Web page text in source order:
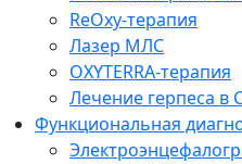
ReOxy-терапия
Лазер МЛС
OXYTERRA-терапия
Лечение герпеса в
Функциональная